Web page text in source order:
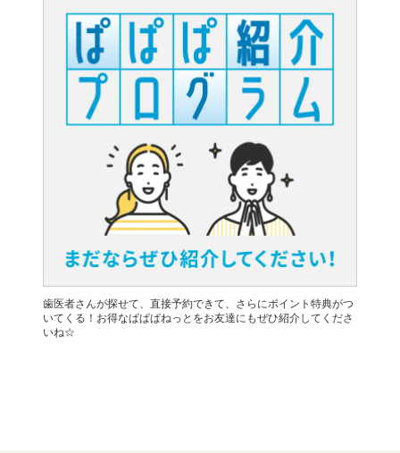
歯医者さんが探せて、直接予約できて、さらにポイント特典がつ
いてくる！お得なぱぱぱねっとをお友達にもぜひ紹介してくださ
いね☆